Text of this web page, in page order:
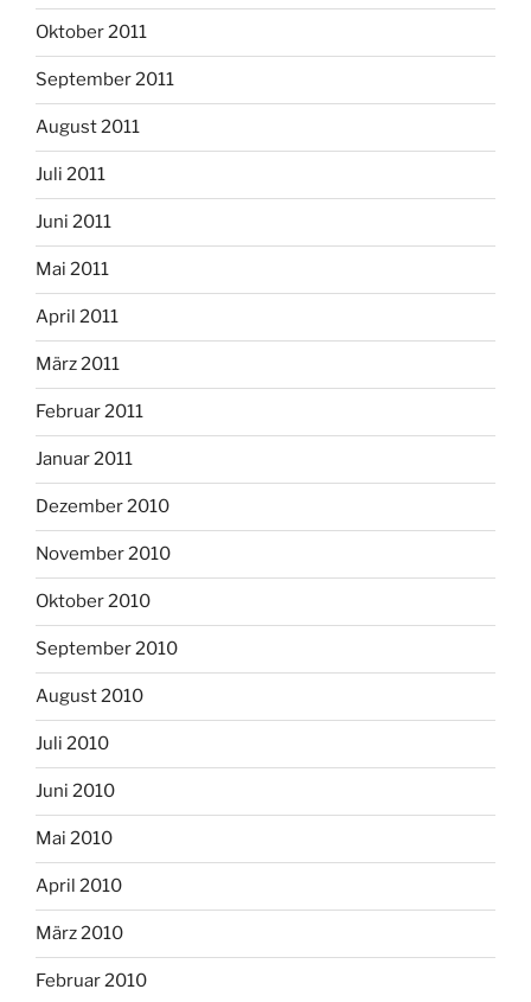
Oktober 2011
September 2011
August 2011
Juli 2011
Juni 2011
Mai 2011
April 2011
März 2011
Februar 2011
Januar 2011
Dezember 2010
November 2010
Oktober 2010
September 2010
August 2010
Juli 2010
Juni 2010
Mai 2010
April 2010
März 2010
Februar 2010